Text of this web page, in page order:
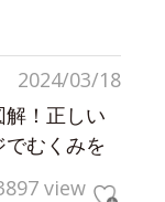
2024/03/18
解！正しい
でむくみを
view